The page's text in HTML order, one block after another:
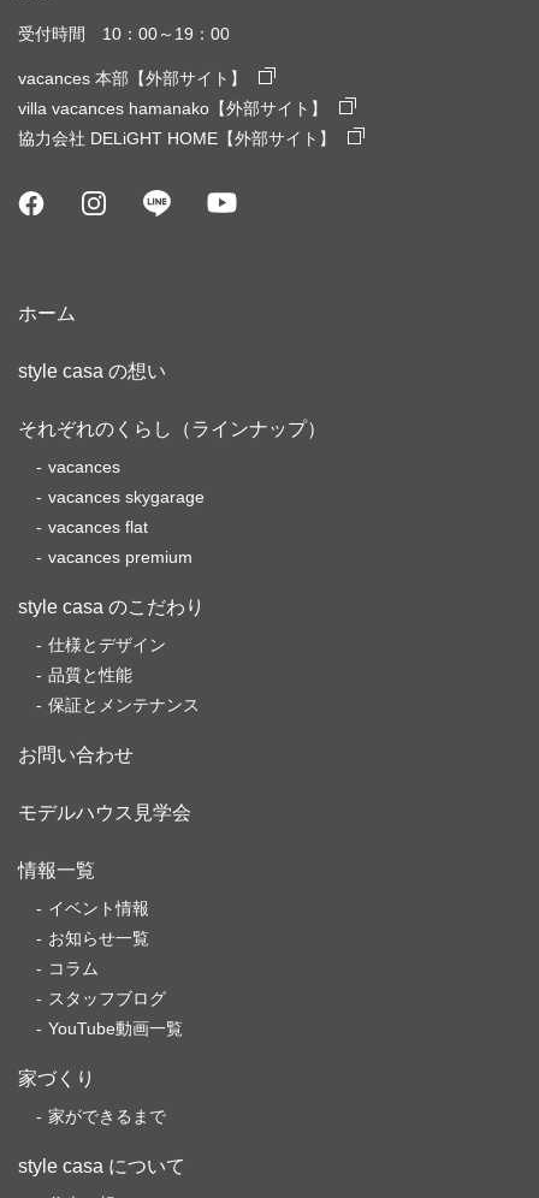
受付時間 10：00～19：00
vacances 本部【外部サイト】
villa vacances hamanako【外部サイト】
協力会社 DELiGHT HOME【外部サイト】
ホーム
style casa の想い
それぞれのくらし（ラインナップ）
vacances
vacances skygarage
vacances flat
vacances premium
style casa のこだわり
仕様とデザイン
品質と性能
保証とメンテナンス
お問い合わせ
モデルハウス見学会
情報一覧
イベント情報
お知らせ一覧
コラム
スタッフブログ
YouTube動画一覧
家づくり
家ができるまで
style casa について